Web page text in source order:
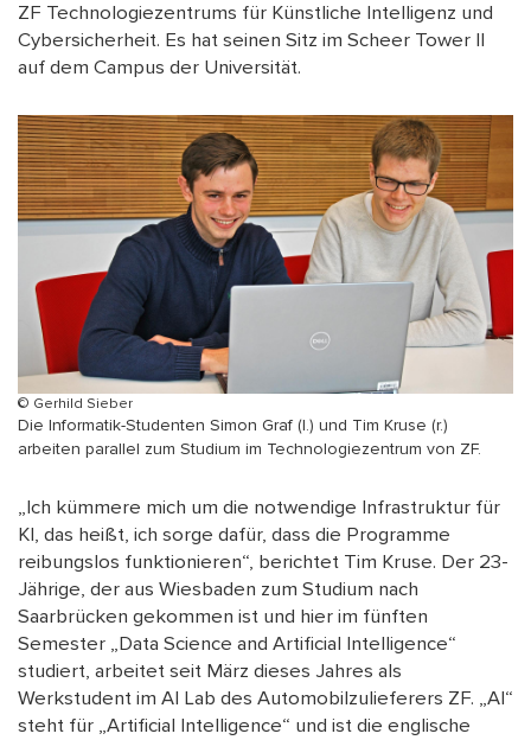
ZF Technologiezentrums für Künstliche Intelligenz und
Cybersicherheit. Es hat seinen Sitz im Scheer Tower II
auf dem Campus der Universität.
© Gerhild Sieber
Die Informatik-Studenten Simon Graf (l.) und Tim Kruse (r.)
arbeiten parallel zum Studium im Technologiezentrum von ZF.
„Ich kümmere mich um die notwendige Infrastruktur für
KI, das heißt, ich sorge dafür, dass die Programme
reibungslos funktionieren“, berichtet Tim Kruse. Der 23-
Jährige, der aus Wiesbaden zum Studium nach
Saarbrücken gekommen ist und hier im fünften
Semester „Data Science and Artificial Intelligence“
studiert, arbeitet seit März dieses Jahres als
Werkstudent im AI Lab des Automobilzulieferers ZF. „AI“
steht für „Artificial Intelligence“ und ist die englische